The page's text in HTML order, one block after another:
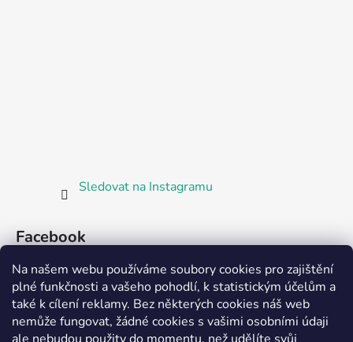
Na našem webu používáme soubory cookies pro zajištění
plné funkčnosti a vašeho pohodlí, k statistickým účelům a
také k cílení reklamy. Bez některých cookies náš web
nemůže fungovat, žádné cookies s vašimi osobními údaji
Sledovat na Instagramu
Facebook